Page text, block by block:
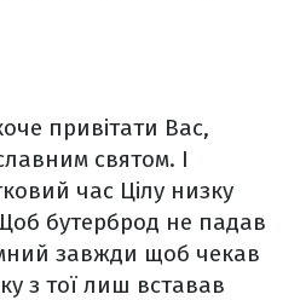
привітати Вас,
святом. І
час Цілу низку
бутерброд не падав
завжди щоб чекав
з тої лиш вставав